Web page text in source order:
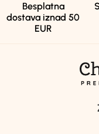
Besplatna
dostava iznad 50
EUR